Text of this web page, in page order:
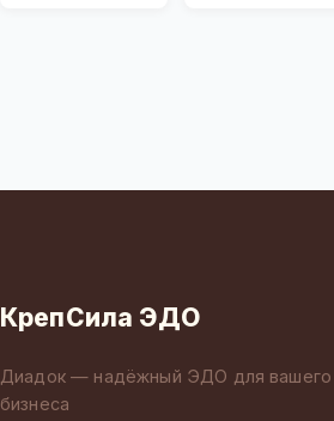
КрепСила ЭДО
Диадок — надёжный ЭДО для вашего
бизнеса